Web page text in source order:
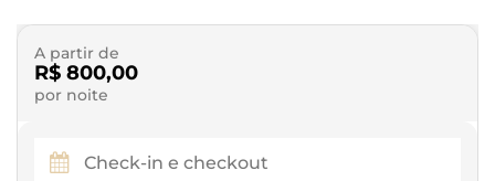
A partir de
R$ 800,00
por noite